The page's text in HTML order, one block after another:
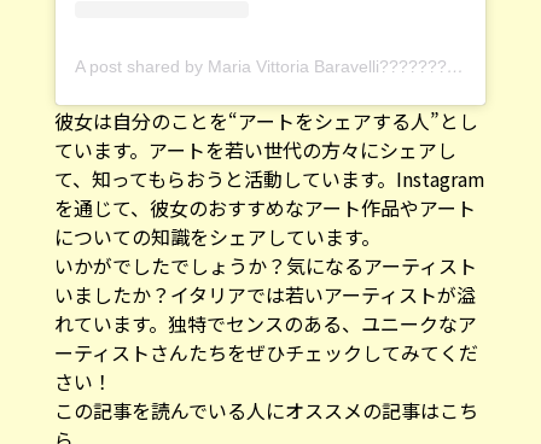
A post shared by Maria Vittoria Baravelli????????‍???????????? (@mariavittoriabaravelli)
彼女は自分のことを“アートをシェアする人”とし
ています。アートを若い世代の方々にシェアし
て、知ってもらおうと活動しています。Instagram
を通じて、彼女のおすすめなアート作品やアート
についての知識をシェアしています。
いかがでしたでしょうか？気になるアーティスト
いましたか？イタリアでは若いアーティストが溢
れています。独特でセンスのある、ユニークなア
ーティストさんたちをぜひチェックしてみてくだ
さい！
この記事を読んでいる人にオススメの記事はこち